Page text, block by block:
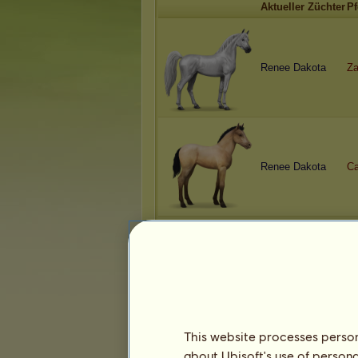
Aktueller Züchter
Renee Dakota
Renee Dakota
This website processes
about Ubisoft's use of